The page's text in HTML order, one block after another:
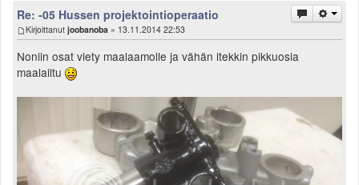
Re: -05 Hussen projektointioperaatio
Kirjoittanut joobanoba » 13.11.2014 22:53
Noniin osat viety maalaamolle ja vähän itekkin pikkuosia
maalailtu